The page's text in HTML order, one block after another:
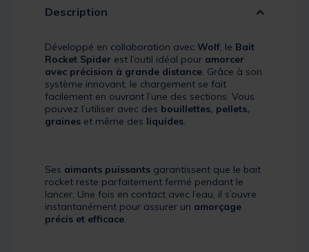
Description
Développé en collaboration avec Wolf, le Bait
Rocket Spider est l’outil idéal pour amorcer
avec précision à grande distance. Grâce à son
système innovant, le chargement se fait
facilement en ouvrant l’une des sections. Vous
pouvez l’utiliser avec des bouillettes, pellets,
graines et même des liquides.
Ses aimants puissants garantissent que le bait
rocket reste parfaitement fermé pendant le
lancer. Une fois en contact avec l’eau, il s’ouvre
instantanément pour assurer un amorçage
précis et efficace.